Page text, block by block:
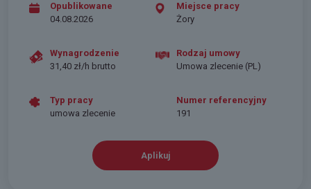
Opublikowane
04.08.2026
Miejsce pracy
Żory
Wynagrodzenie
31,40 zł/h brutto
Rodzaj umowy
Umowa zlecenie (PL)
Typ pracy
umowa zlecenie
Numer referencyjny
191
Aplikuj